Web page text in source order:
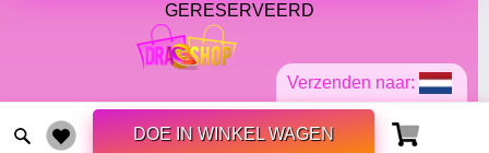
Verzenden naar:
DOE IN WINKEL WAGEN
GERESERVEERD